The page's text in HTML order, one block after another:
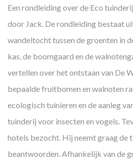
Een rondleiding over de Eco
door Jack. De rondleiding bestaat
wandeltocht tussen de groenten in
kas, de boomgaard en de
vertellen over het ontstaan van De
bepaalde fruitbomen en walnoten
ecologisch tuinieren en de aanleg
tuinderij voor insecten en vogels.
hotels bezocht. Hij neemt graag de
beantwoorden. Afhankelijk van de